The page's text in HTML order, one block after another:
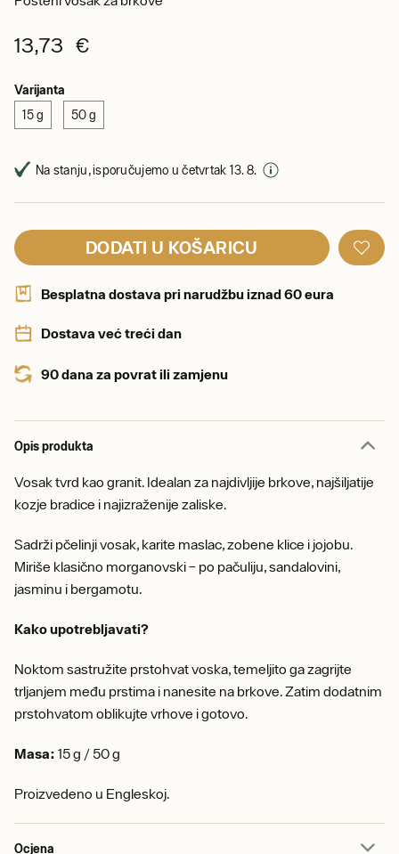
13,73 €
Varijanta
15 g 50 g
Na stanju, isporučujemo u četvrtak 13. 8.
DODATI U KOŠARICU
Besplatna dostava pri narudžbu iznad 60 eura
Dostava već treći dan
90 dana za povrat ili zamjenu
Opis produkta
Vosak tvrd kao granit. Idealan za najdivljije brkove, najšiljatije
kozje bradice i najizraženije zaliske.
Sadrži pčelinji vosak, karite maslac, zobene klice i jojobu.
Miriše klasično morganovski – po pačuliju, sandalovini,
jasminu i bergamotu.
Kako upotrebljavati?
Noktom sastružite prstohvat voska, temeljito ga zagrijte
trljanjem među prstima i nanesite na brkove. Zatim dodatnim
prstohvatom oblikujte vrhove i gotovo.
Masa: 15 g / 50 g
Proizvedeno u Engleskoj.
Ocjena